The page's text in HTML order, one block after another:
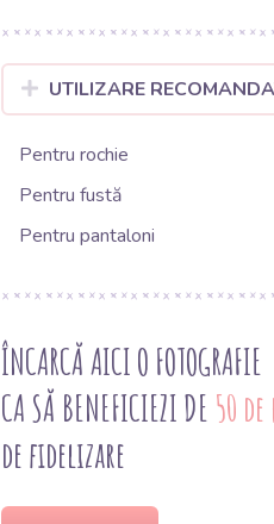
UTILIZARE
Pentru rochie
Pentru fustă
Pentru pantaloni
ÎNCARCĂ AICI O FOTOGRAFIE
CA SĂ BENEFICIEZI DE 50
de fidelizare